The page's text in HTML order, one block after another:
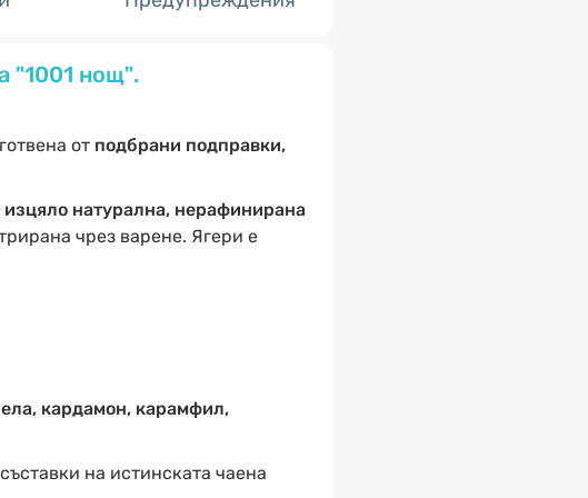
"1001 нощ".
от подбрани подправки,
изцяло натурална, нерафинирана
чрез варене. Ягери е
кардамон, карамфил,
на истинската чаена